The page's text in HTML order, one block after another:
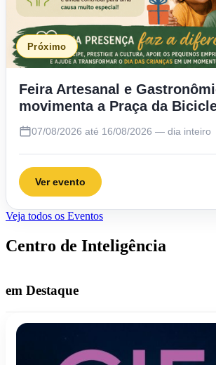
Próximo
Feira Artesanal e
movimenta a Praça da
07/08/2026 até 16/08/2026 — dia inteiro
Ver evento
Veja todos os Eventos
Centro de Inteligência
em Destaque